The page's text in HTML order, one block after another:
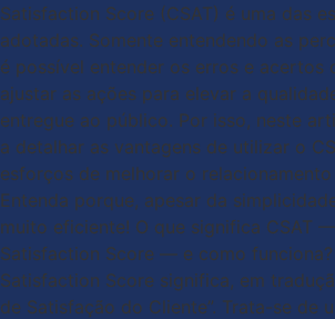
Satisfaction Score (CSAT) é uma das
adotadas. Somente entendendo as
é possível entender os erros e acertos
ajustar as ações para elevar a
entregue ao público. Por isso, neste
a detalhar as vantagens de utilizar o
esforços de melhorar o
Entenda porque, apesar da
muito eficiente! O que significa CSAT
Satisfaction Score — e como
Satisfaction Score significa, em
de Satisfação do Cliente”. Trata-se de